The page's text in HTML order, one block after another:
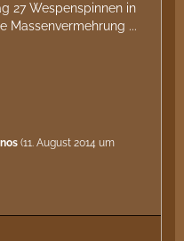
27 Wespenspinnen in
Massenvermehrung ...
(11. August 2014 um